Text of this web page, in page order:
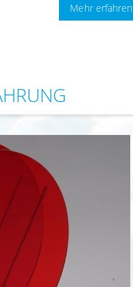
Mehr erfahren